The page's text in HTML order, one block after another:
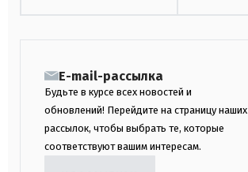
E-mail-рассылка
Будьте в курсе всех новостей и
обновлений! Перейдите на страницу наших
рассылок, чтобы выбрать те, которые
соответствуют вашим интересам.